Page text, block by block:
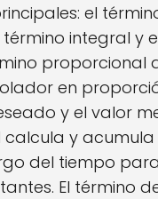
el
integral y
proporcional
en
y el valor
calcula y
del tiempo
El término